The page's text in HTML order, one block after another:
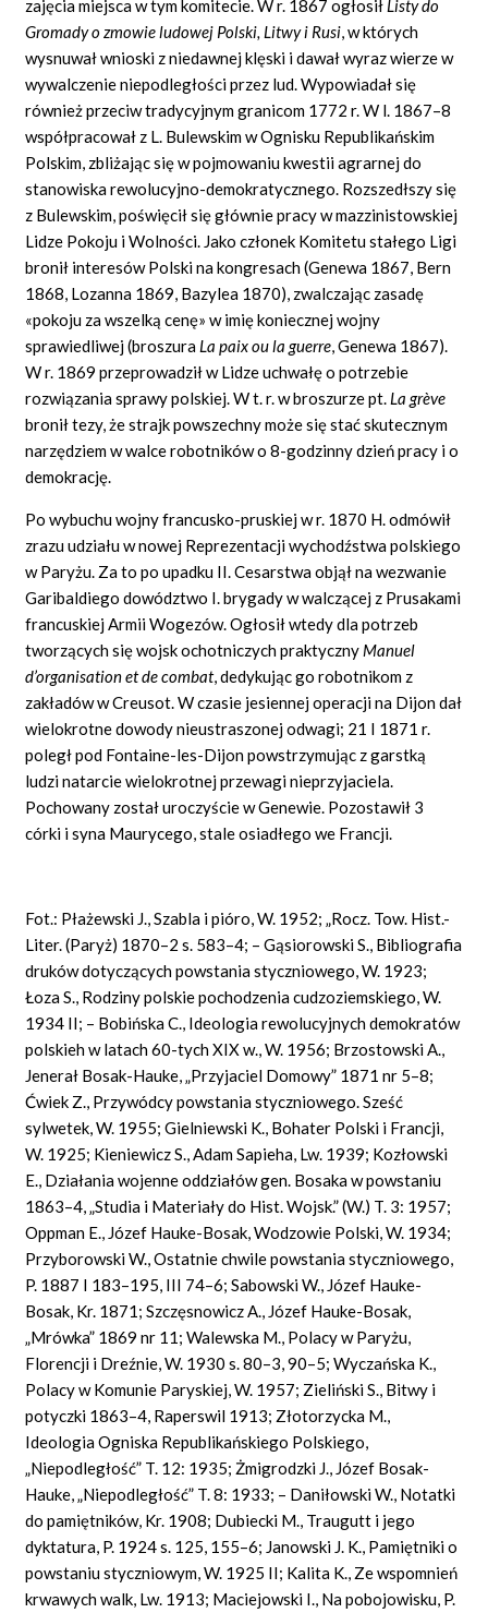
zajęcia miejsca w tym komitecie. W r. 1867 ogłosił Listy do
Gromady o zmowie ludowej Polski, Litwy i Rusi,w których
wysnuwał wnioski z niedawnej klęski i dawał wyraz wierze w
wywalczenie niepodległości przez lud. Wypowiadał się
również przeciw tradycyjnym granicom 1772 r. W l. 1867–8
współpracował z L. Bulewskim w Ognisku Republikańskim
Polskim, zbliżając się w pojmowaniu kwestii agrarnej do
stanowiska rewolucyjno-demokratycznego. Rozszedłszy się
z Bulewskim, poświęcił się głównie pracy w mazzinistowskiej
Lidze Pokoju i Wolności. Jako członek Komitetu stałego Ligi
bronił interesów Polski na kongresach (Genewa 1867, Bern
1868, Lozanna 1869, Bazylea 1870), zwalczając zasadę
«pokoju za wszelkącenę»w imię koniecznej wojny
sprawiedliwej (broszura La paix ou la guerre,Genewa 1867).
W r. 1869 przeprowadził w Lidze uchwałę o potrzebie
rozwiązania sprawy polskiej. W t. r. w broszurze pt. La grève
bronił tezy, że strajk powszechny może się stać skutecznym
narzędziem w walce robotników o 8-godzinny dzień pracy i o
demokrację.
Po wybuchu wojny francusko-pruskiej w r. 1870 H. odmówił
zrazu udziału w nowej Reprezentacji wychodźstwa polskiego
w Paryżu. Za to po upadku II. Cesarstwa objął na wezwanie
Garibaldiego dowództwo I. brygady w walczącej z Prusakami
francuskiej Armii Wogezów. Ogłosił wtedy dla potrzeb
tworzących się wojsk ochotniczych praktyczny Manuel
d’organisation et de combat,dedykując go robotnikom z
zakładów w Creusot. W czasie jesiennej operacji na Dijon dał
wielokrotne dowody nieustraszonej odwagi; 21 I 1871 r.
poległ pod Fontaine-les-Dijon powstrzymując z garstką
ludzi natarcie wielokrotnej przewagi nieprzyjaciela.
Pochowany został uroczyście w Genewie. Pozostawił 3
córki i syna Maurycego, stale osiadłego we Francji.
Fot.: Płażewski J., Szabla i pióro, W. 1952; „Rocz. Tow. Hist.-
Liter. (Paryż) 1870–2 s. 583–4; – Gąsiorowski S., Bibliografia
druków dotyczących powstania styczniowego, W. 1923;
Łoza S., Rodziny polskie pochodzenia cudzoziemskiego, W.
1934 II; – Bobińska C., Ideologia rewolucyjnych demokratów
polskieh w latach 60-tych XIX w., W. 1956; Brzostowski A.,
Jenerał Bosak-Hauke, „Przyjaciel Domowy” 1871 nr 5–8;
Ćwiek Z., Przywódcy powstania styczniowego. Sześć
sylwetek, W. 1955; Gielniewski K., Bohater Polski i Francji,
W. 1925; Kieniewicz S., Adam Sapieha, Lw. 1939; Kozłowski
E., Działania wojenne oddziałów gen. Bosaka w powstaniu
1863–4, „Studia i Materiały do Hist. Wojsk.” (W.) T. 3: 1957;
Oppman E., Józef Hauke-Bosak, Wodzowie Polski, W. 1934;
Przyborowski W., Ostatnie chwile powstania styczniowego,
P. 1887 I 183–195, III 74–6; Sabowski W., Józef Hauke-
Bosak, Kr. 1871; Szczęsnowicz A., Józef Hauke-Bosak,
„Mrówka” 1869 nr 11; Walewska M., Polacy w Paryżu,
Florencji i Dreźnie, W. 1930 s. 80–3, 90–5; Wyczańska K.,
Polacy w Komunie Paryskiej, W. 1957; Zieliński S., Bitwy i
potyczki 1863–4, Raperswil 1913; Złotorzycka M.,
Ideologia Ogniska Republikańskiego Polskiego,
„Niepodległość” T. 12: 1935; Żmigrodzki J., Józef Bosak-
Hauke, „Niepodległość” T. 8: 1933; – Daniłowski W., Notatki
do pamiętników, Kr. 1908; Dubiecki M., Traugutt i jego
dyktatura, P. 1924 s. 125, 155–6; Janowski J. K., Pamiętniki o
powstaniu styczniowym, W. 1925 II; Kalita K., Ze wspomnień
krwawych walk, Lw. 1913; Maciejowski I., Na pobojowisku, P.